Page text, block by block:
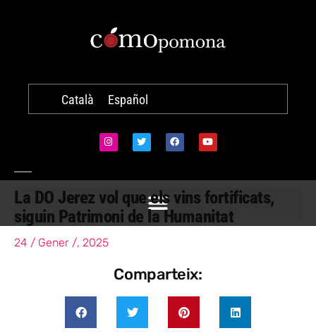
Català Español
La DO Jerez vol que els vins fortificats,
siguin Patrimoni de la Humanitat
24 / Gener /, 2025
Comparteix: